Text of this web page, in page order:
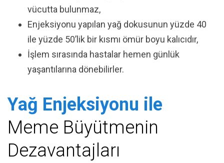
vücutta bulunmaz,
Enjeksiyonu yapılan yağ dokusunun yüzde 40
ile yüzde 50’lik bir kısmı ömür boyu kalıcıdır,
İşlem sırasında hastalar hemen günlük
yaşantılarına dönebilirler.
Yağ Enjeksiyonu ile
Meme Büyütmenin
Dezavantajları